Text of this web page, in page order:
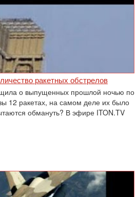
ракетных обстрелов
о выпущенных прошлой ночью по
12 ракетах, на самом деле их было
обмануть? В эфире ITON.TV